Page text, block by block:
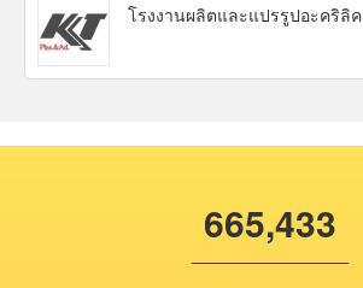
โรงงานผลิตและแปรรูปอะคริลิค
665,433